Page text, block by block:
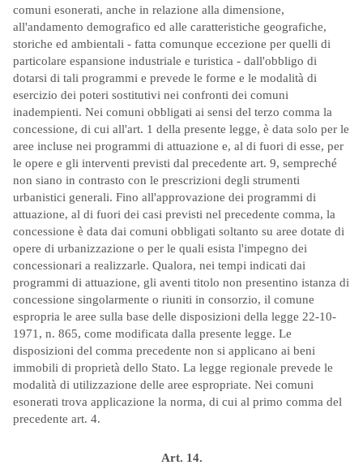
comuni esonerati, anche in relazione alla dimensione,
all'andamento demografico ed alle caratteristiche geografiche,
storiche ed ambientali - fatta comunque eccezione per quelli di
particolare espansione industriale e turistica - dall'obbligo di
dotarsi di tali programmi e prevede le forme e le modalità di
esercizio dei poteri sostitutivi nei confronti dei comuni
inadempienti. Nei comuni obbligati ai sensi del terzo comma la
concessione, di cui all'art. 1 della presente legge, è data solo per le
aree incluse nei programmi di attuazione e, al di fuori di esse, per
le opere e gli interventi previsti dal precedente art. 9, sempreché
non siano in contrasto con le prescrizioni degli strumenti
urbanistici generali. Fino all'approvazione dei programmi di
attuazione, al di fuori dei casi previsti nel precedente comma, la
concessione è data dai comuni obbligati soltanto su aree dotate di
opere di urbanizzazione o per le quali esista l'impegno dei
concessionari a realizzarle. Qualora, nei tempi indicati dai
programmi di attuazione, gli aventi titolo non presentino istanza di
concessione singolarmente o riuniti in consorzio, il comune
espropria le aree sulla base delle disposizioni della legge 22-10-
1971, n. 865, come modificata dalla presente legge. Le
disposizioni del comma precedente non si applicano ai beni
immobili di proprietà dello Stato. La legge regionale prevede le
modalità di utilizzazione delle aree espropriate. Nei comuni
esonerati trova applicazione la norma, di cui al primo comma del
precedente art. 4.
Art. 14.